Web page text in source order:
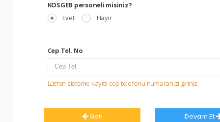
KOSGEB personeli misiniz?
Evet
Hayır
Cep Tel. No
Lütfen sisteme kayıtlı cep telefonu numaranızı giriniz.
Geri Devam Et